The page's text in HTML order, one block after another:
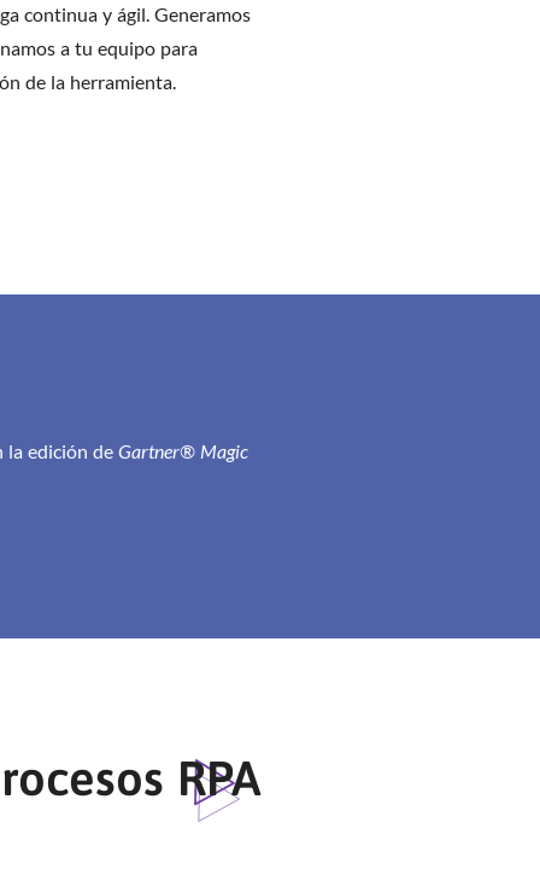
continua y ágil. Generamos
a tu equipo para
de la herramienta.
la edición de Gartner® Magic
RPA